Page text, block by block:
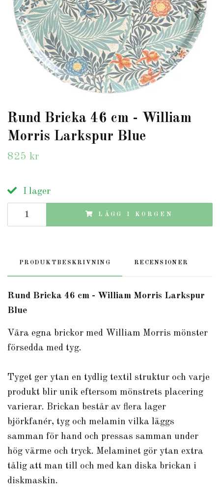
Rund Bricka 46 cm - William
Morris Larkspur Blue
825 kr
I lager
LÄGG I KORGEN
PRODUKTBESKRIVNING RECENSIONER
Rund Bricka 46 cm - William Morris Larkspur
Blue
Våra egna brickor med William Morris mönster
försedda med tyg.
Tyget ger ytan en tydlig textil struktur och varje
produkt blir unik eftersom mönstrets placering
varierar. Brickan består av flera lager
björkfanér, tyg och melamin vilka läggs
samman för hand och pressas samman under
hög värme och tryck. Melaminet gör ytan extra
tålig att man till och med kan diska brickan i
diskmaskin.